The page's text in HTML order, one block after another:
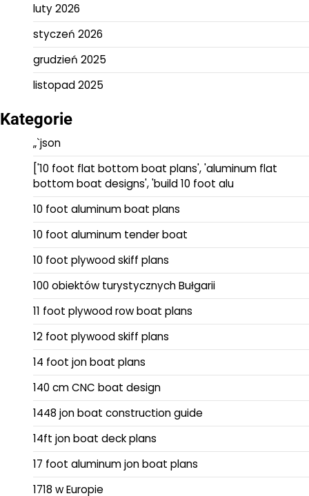
luty 2026
styczeń 2026
grudzień 2025
listopad 2025
Kategorie
„`json
['10 foot flat bottom boat plans', 'aluminum flat
bottom boat designs', 'build 10 foot alu
10 foot aluminum boat plans
10 foot aluminum tender boat
10 foot plywood skiff plans
100 obiektów turystycznych Bułgarii
11 foot plywood row boat plans
12 foot plywood skiff plans
14 foot jon boat plans
140 cm CNC boat design
1448 jon boat construction guide
14ft jon boat deck plans
17 foot aluminum jon boat plans
1718 w Europie